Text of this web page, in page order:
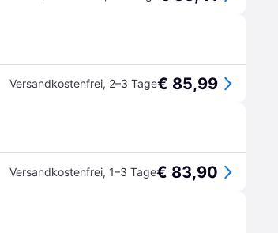
Versandkostenfrei, 2–3 Tage€ 85,99
Versandkostenfrei, 1–3 Tage€ 83,90